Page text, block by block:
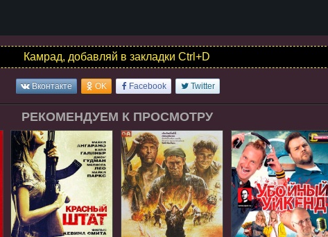
Камрад, добавляй в закладки Ctrl+D
Вконтакте OK Facebook Twitter
РЕКОМЕНДУЕМ К ПРОСМОТРУ